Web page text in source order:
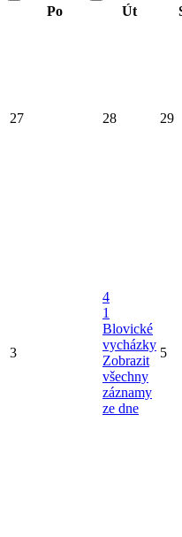
Po
Út
27 28 29
3
4
1
Blovické
vycházky
Zobrazit
všechny
záznamy
ze dne
5